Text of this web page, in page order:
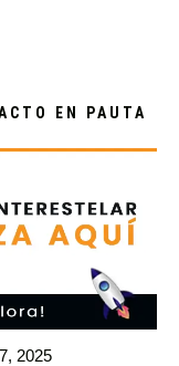
EN PAUTA
2025